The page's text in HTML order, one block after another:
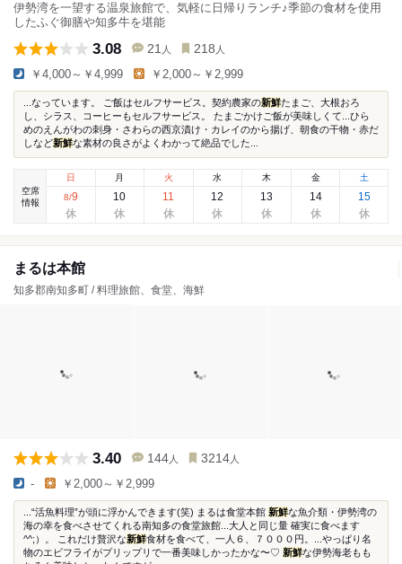
伊勢湾を一望する温泉旅館で、気軽に日帰りランチ♪季節の食材を使用
したふぐ御膳や知多牛を堪能
3.08 21 人 218 人
￥4,000～￥4,999 ￥2,000～￥2,999
...なっています。 ご飯はセルフサービス。契約農家の新鮮たまご、大根おろ
し、シラス、コーヒーもセルフサービス。 たまごかけご飯が美味しくて...ひら
めのえんがわの刺身・さわらの西京漬け・カレイのから揚げ、朝食の干物・赤だ
しなど新鮮な素材の良さがよくわかって絶品でした...
空席
情報
日
8/9
月
10
火
11
水
12
木
13
金
14
土
15
まるは本館
知多郡南知多町 / 料理旅館、食堂、海鮮
3.40 144 人 3214 人
- ￥2,000～￥2,999
...“活魚料理”が頭に浮かんできます(笑) まるは食堂本館 新鮮な魚介類・伊勢湾の
海の幸を食べさせてくれる南知多の食堂旅館...大人と同じ量 確実に食べます
^^;）。 これだけ贅沢な新鮮食材を食べて、一人６、７０００円。...やっぱり名
物のエビフライがプリップリで一番美味しかったかな〜♡ 新鮮な伊勢海老もも